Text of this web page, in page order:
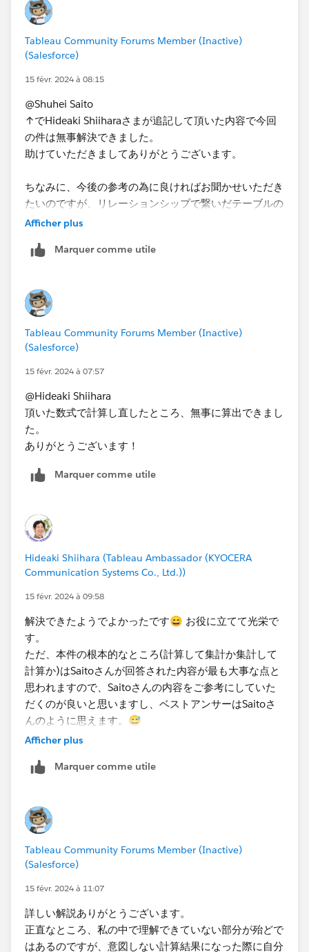
※マークや行・列に追加する際は元々のカラムを一度消
して、再度追加してください
(元案は計算のあと合計する案で、今回のは合計してか
ら計算のため、計算過程が異なるので式の編集だけでは
エラーが残る可能性)
上記もダメでしたら、Saitoさんがおっしゃるようにあ
なたの状況の再現が必要と思われます。
Tableau Community Forums Member (Inactive)
(Salesforce)
15 févr. 2024 à 08:15
@Shuhei Saito
↑でHideaki Shiiharaさまが追記して頂いた内容で今回
の件は無事解決できました。
助けていただきましてありがとうございます。
ちなみに、今後の参考の為に良ければお聞かせいただき
たいのですが、リレーションシップで繋いだテーブルの
場合、私のイメージだと大きな単一のテーブルになった
でしょうか。
Afficher plus
Marquer comme utile
Tableau Community Forums Member (Inactive)
(Salesforce)
15 févr. 2024 à 07:57
@Hideaki Shiihara​
頂いた数式で計算し直したところ、無事に算出できまし
た。​
ありがとうございます！
Marquer comme utile
Hideaki Shiihara (Tableau Ambassador (KYOCERA
Communication Systems Co., Ltd.))
15 févr. 2024 à 09:58
解決できたようでよかったです😄 お役に立てて光栄で
す。
ただ、本件の根本的なところ(計算して集計か集計して
計算か)はSaitoさんが回答された内容が最も大事な点と
思われますので、Saitoさんの内容をご参考にしていた
だくのが良いと思いますし、ベストアンサーはSaitoさ
んのように思えます。😅
さんがおっしゃるように”習うより慣れろ”的なところが
す😊
コミュニティも勉強になることが多いので、ぜひ今後も
活用ください！
Afficher plus
Marquer comme utile
Tableau Community Forums Member (Inactive)
(Salesforce)
15 févr. 2024 à 11:07
詳しい解説ありがとうございます。
正直なところ、私の中で理解できていない部分が殆どで
はあるのですが、意図しない計算結果になった際に自分